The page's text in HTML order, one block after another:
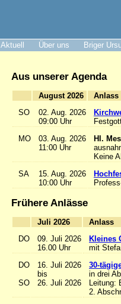
Aktuell Über uns Briger
Aus unserer Agenda
August 2026
SO
02. Aug. 2026
09:00 Uhr
MO
03. Aug. 2026
11:00 Uhr
Hl.
Keine
SA
15. Aug. 2026
10:00 Uhr
Frühere Anlässe
Juli 2026
DO
09. Juli 2026
16.00 Uhr
Kleines
mit
DO
SO
16. Juli 2026
bis
26. Juli 2026
30-
in drei
Leitung:
2.